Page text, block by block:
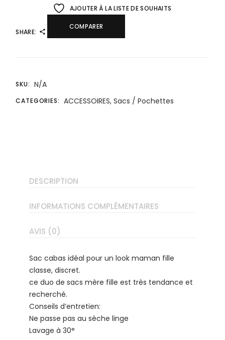
AJOUTER À LA LISTE DE SOUHAITS
SHARE:
COMPARER
SKU: N/A
CATEGORIES: ACCESSOIRES, Sacs / Pochettes
DESCRIPTION
INFORMATIONS COMPLÉMENTAIRES
AVIS (0)
Sac cabas idéal pour un look maman fille
classe, discret.
ce duo de sacs mère fille est très tendance et
recherché.
Conseils d’entretien:
Ne passe pas au sèche linge
Lavage à 30°